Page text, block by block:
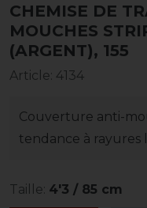
CHEMISE DE
MOUCHES
(ARGENT), 155
Article: 4134
Couverture anti-
tendance à rayures
Taille: 4'3 / 85 cm